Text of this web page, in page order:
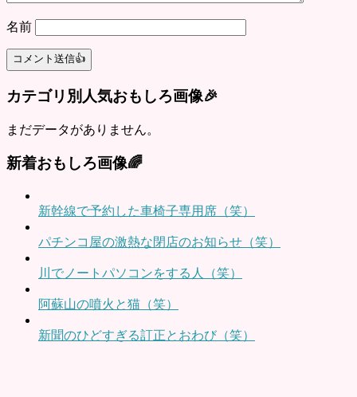
名前
カテゴリ別人気おもしろ画像🎉
まだデータがありません。
新着おもしろ画像🌈
新幹線で予約した車椅子専用席（笑）
パチンコ屋の激熱な閉店のお知らせ（笑）
川でノートパソコンをする人（笑）
阿蘇山の噴火と猫（笑）
新聞のひどすぎる訂正とおわび（笑）